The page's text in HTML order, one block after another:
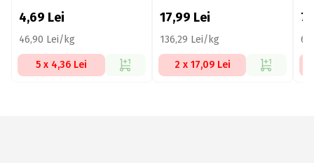
4,69 Lei
46,90 Lei/kg
5 x 4,36 Lei
17,99 Lei
136,29 Lei/kg
2 x 17,09 Lei